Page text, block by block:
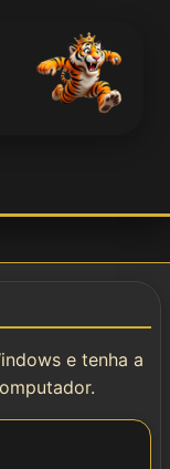
e tenha a